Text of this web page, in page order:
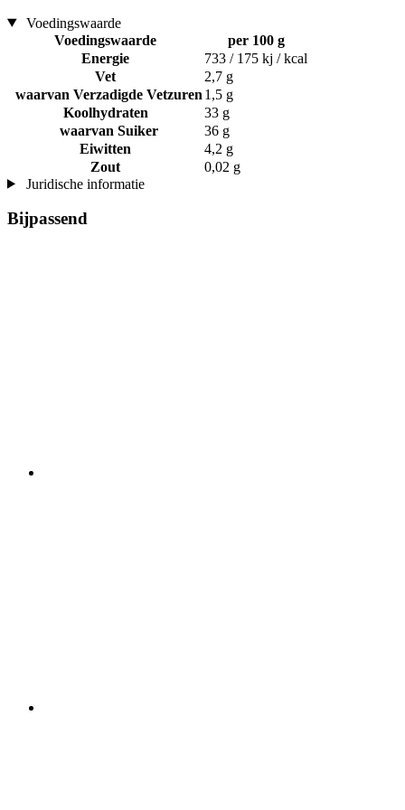
Voedingswaarde
Voedingswaarde
per 100 g
Energie
733 / 175 kj / kcal
Vet
2,7 g
waarvan Verzadigde Vetzuren 1,5 g
Koolhydraten
33 g
waarvan Suiker
36 g
Eiwitten
4,2 g
Zout
0,02 g
Juridische informatie
Bijpassend